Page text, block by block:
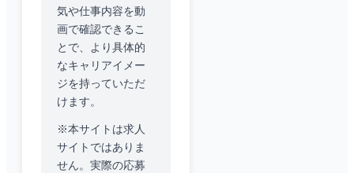
気や仕事内容を動
画で確認できるこ
とで、より具体的
なキャリアイメー
ジを持っていただ
けます。
※本サイトは求人
サイトではありま
せん。実際の応募